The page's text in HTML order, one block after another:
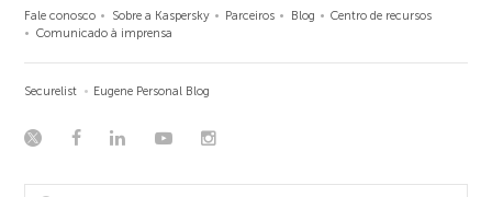
Fale conosco Sobre a Kaspersky Parceiros Blog
Centro de recursos
Comunicado à imprensa
Securelist Eugene Personal Blog